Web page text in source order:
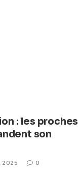
: les proches
son
2025 0